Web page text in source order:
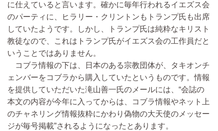
に仕えていると言います。確かに毎年行われるイエズス会
のパーティに、ヒラリー・クリントンもトランプ氏も出席
していたようです。しかし、トランプ氏は純粋なキリスト
教徒なので、これはトランプ氏がイエズス会の工作員だと
いうことではありません。
コブラ情報の下は、日本のある宗教団体が、タキオンチ
ェンバーをコブラから購入していたというものです。情報
を提供していただいた滝山善一氏のメールには、“会誌の
本文の内容が今年に入ってからは、コブラ情報やネット上
のチャネリング情報抜粋にかわり偽物の大天使のメッセー
ジが毎号掲載”されるようになったとあります。